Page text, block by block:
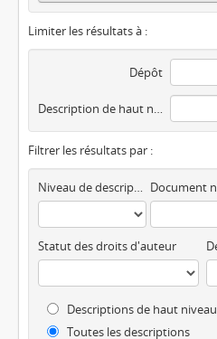
Limiter les résultats à :
Dépôt
Description de haut niveau
Filtrer les résultats par :
Niveau de description
Statut des droits d'auteur
Descriptions de haut niveau
Toutes les descriptions